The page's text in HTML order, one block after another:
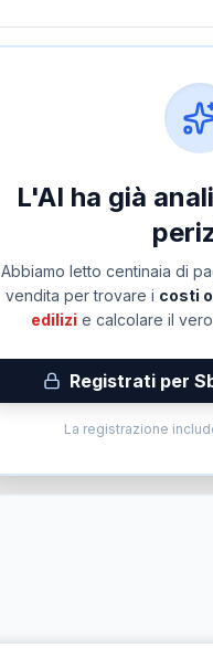
L'AI ha già
Abbiamo letto centinaia di
vendita per trovare i costi
edilizi e calcolare il vero
Registrati per
La registrazione